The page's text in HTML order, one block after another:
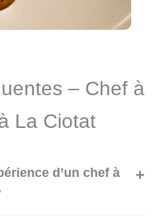
– Chef à
La Ciotat
d’un chef à